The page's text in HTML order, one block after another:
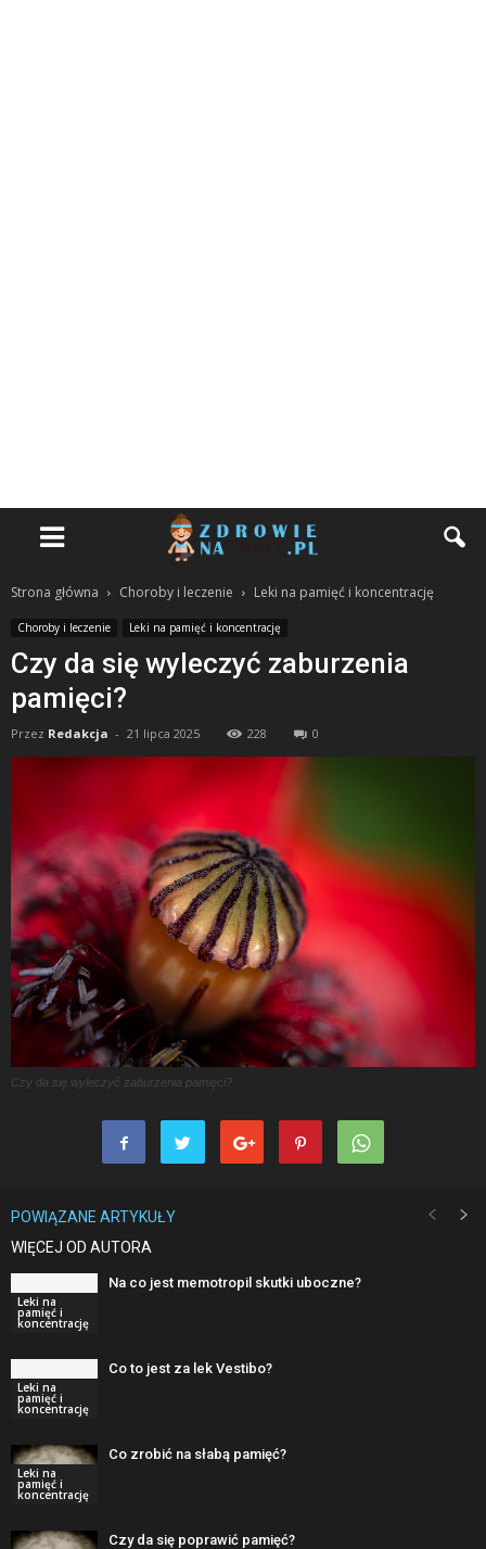
Strona główna Choroby i leczenie Leki na pamięć i koncentrację
Choroby i leczenie Leki na pamięć i koncentrację
Czy da się wyleczyć zaburzenia
pamięci?
Przez Redakcja - 21 lipca 2025 228 0
Czy da się wyleczyć zaburzenia pamięci?
POWIĄZANE ARTYKUŁY
WIĘCEJ OD AUTORA
Leki na
pamięć i
koncentrację
Na co jest memotropil skutki uboczne?
Leki na
pamięć i
koncentrację
Co to jest za lek Vestibo?
Leki na
pamięć i
koncentrację
Co zrobić na słabą pamięć?
Czy da się poprawić pamięć?